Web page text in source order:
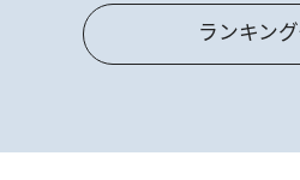
ランキン